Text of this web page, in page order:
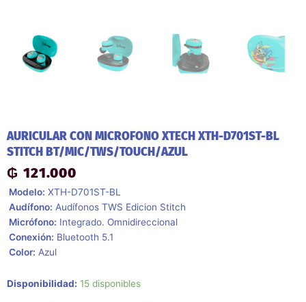
AURICULAR CON MICROFONO XTECH XTH-D701ST-BL
STITCH BT/MIC/TWS/TOUCH/AZUL
₲ 121.000
 Modelo: XTH-D701ST-BL
 Audífono: Audífonos TWS Edicion Stitch
 Micrófono: Integrado. Omnidireccional
 Conexión: Bluetooth 5.1
 Color: Azul
Disponibilidad: 15 disponibles
Auricular